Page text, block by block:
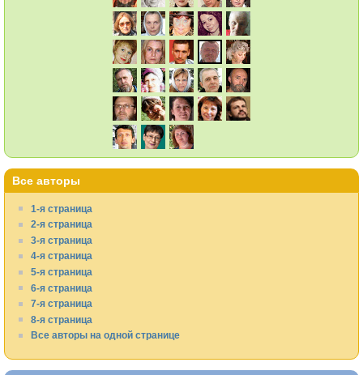
Все авторы
1-я страница
2-я страница
3-я страница
4-я страница
5-я страница
6-я страница
7-я страница
8-я страница
Все авторы на одной странице